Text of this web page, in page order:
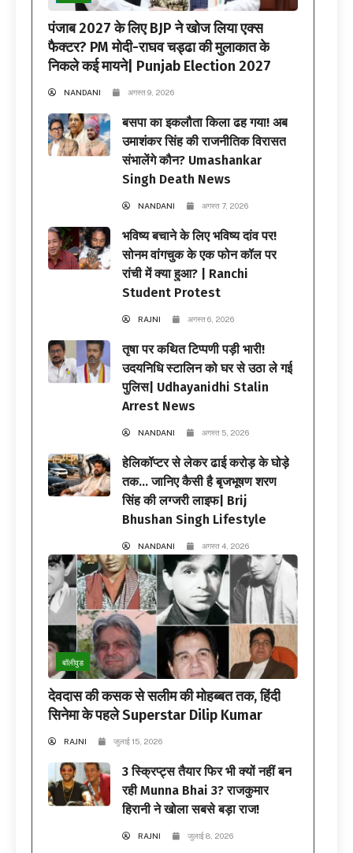
पंजाब 2027 के लिए BJP ने खोज लिया एक्स
फैक्टर? PM मोदी-राघव चड्ढा की मुलाकात के
निकले कई मायने| Punjab Election 2027
NANDANI अगस्त 9, 2026
बसपा का इकलौता किला ढह गया! अब
उमाशंकर सिंह की राजनीतिक विरासत
संभालेंगे कौन? Umashankar
Singh Death News
NANDANI अगस्त 7, 2026
भविष्य बचाने के लिए भविष्य दांव पर!
सोनम वांगचुक के एक फोन कॉल पर
रांची में क्या हुआ? | Ranchi
Student Protest
RAJNI अगस्त 6, 2026
तृषा पर कथित टिप्पणी पड़ी भारी!
उदयनिधि स्टालिन को घर से उठा ले गई
पुलिस| Udhayanidhi Stalin
Arrest News
NANDANI अगस्त 5, 2026
हेलिकॉप्टर से लेकर ढाई करोड़ के घोड़े
तक… जानिए कैसी है बृजभूषण शरण
सिंह की लग्जरी लाइफ| Brij
Bhushan Singh Lifestyle
NANDANI अगस्त 4, 2026
बॉलीवुड
देवदास की कसक से सलीम की मोहब्बत तक, हिंदी
सिनेमा के पहले Superstar Dilip Kumar
RAJNI जुलाई 15, 2026
3 स्क्रिप्ट्स तैयार फिर भी क्यों नहीं बन
रही Munna Bhai 3? राजकुमार
हिरानी ने खोला सबसे बड़ा राज!
RAJNI जुलाई 8, 2026